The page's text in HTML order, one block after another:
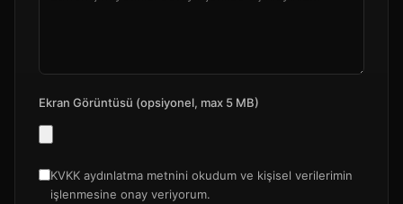
Ekran Görüntüsü (opsiyonel, max 5 MB)
KVKK aydınlatma metnini okudum ve kişisel verilerimin
işlenmesine onay veriyorum.